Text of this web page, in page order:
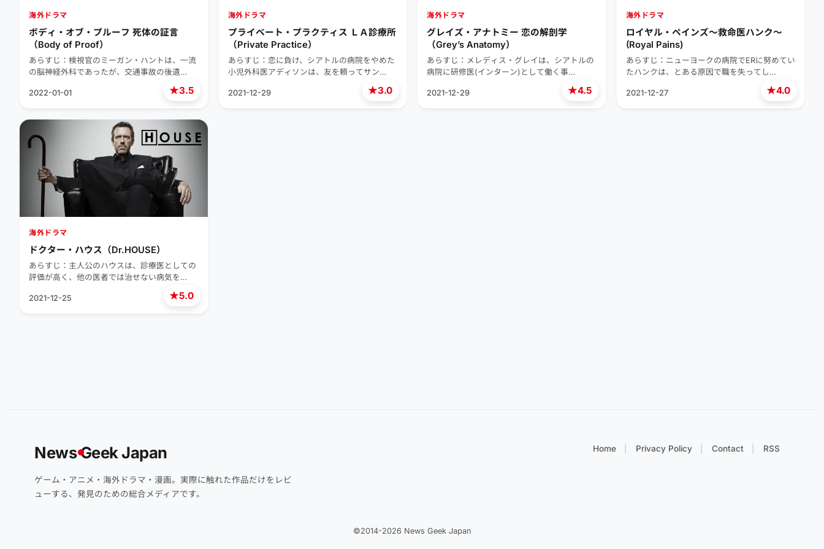
★3.5
海外ドラマ
ボディ・オブ・プルーフ 死体の証言
（Body of Proof）
あらすじ：検視官のミーガン・ハントは、一流
の脳神経外科であったが、交通事故の後遺…
2022-01-01 ★3.0
海外ドラマ
プライベート・プラクティス ＬＡ診療所
（Private Practice）
あらすじ：恋に負け、シアトルの病院をやめた
小児外科医アディソンは、友を頼ってサン…
2021-12-29 ★4.5
海外ドラマ
グレイズ・アナトミー 恋の解剖学
（Grey’s Anatomy）
あらすじ：メレディス・グレイは、シアトルの
病院に研修医(インターン)として働く事…
2021-12-29 ★4.0
海外ドラマ
ロイヤル・ペインズ～救命医ハンク～
(Royal Pains)
あらすじ：ニューヨークの病院でERに努めてい
たハンクは、とある原因で職を失ってし…
2021-12-27
★5.0
海外ドラマ
ドクター・ハウス（Dr.HOUSE）
あらすじ：主人公のハウスは、診療医としての
評価が高く、他の医者では治せない病気を…
2021-12-25
NewsGeek Japan
ゲーム・アニメ・海外ドラマ・漫画。実際に触れた作品だけをレビ
ューする、発見のための総合メディアです。
Home Privacy Policy Contact RSS
©2014-2026 News Geek Japan